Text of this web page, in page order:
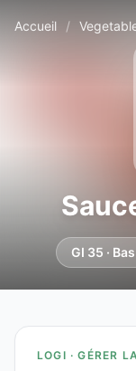
Accueil /
GI 35 · Bas
LOGI · GÉRER